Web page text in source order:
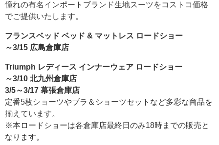
憧れの有名インポートブランド生地スーツをコストコ価格
でご提供いたします。
フランスベッド ベッド & マットレス ロードショー
～3/15 広島倉庫店
Triumph レディース インナーウェア ロードショー
～3/10 北九州倉庫店
3/5～3/17 幕張倉庫店
定番5枚ショーツやブラ＆ショーツセットなど多彩な商品を
揃えています。
※本ロードショーは各倉庫店最終日のみ18時までの販売と
なります。